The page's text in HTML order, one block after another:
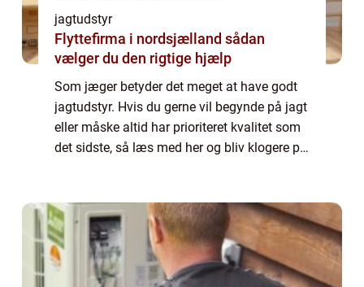
jagtudstyr
Flyttefirma i nordsjælland sådan
vælger du den rigtige hjælp
Som jæger betyder det meget at have godt
jagtudstyr. Hvis du gerne vil begynde på jagt
eller måske altid har prioriteret kvalitet som
det sidste, så læs med her og bliv klogere på,